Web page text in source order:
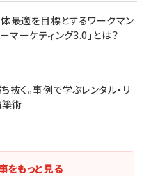
体最適を目標とするワークマン
マーケティング3.0」とは？
く。事例で学ぶレンタル・リ
術
をもっと見る